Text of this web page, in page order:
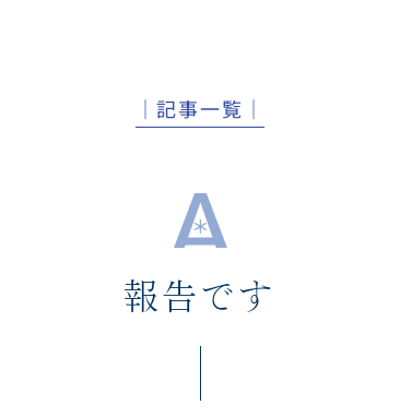
│記事一覧│
報告です